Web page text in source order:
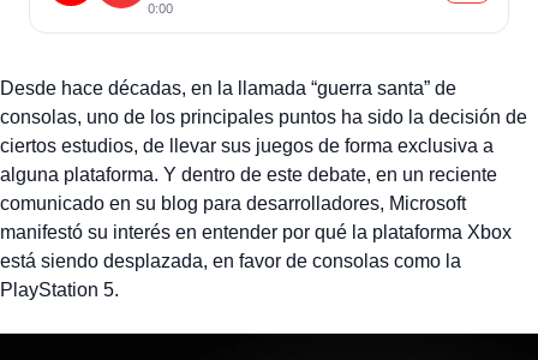
0:00
Desde hace décadas, en la llamada “guerra santa” de
consolas, uno de los principales puntos ha sido la decisión de
ciertos estudios, de llevar sus juegos de forma exclusiva a
alguna plataforma. Y dentro de este debate, en un reciente
comunicado en su blog para desarrolladores, Microsoft
manifestó su interés en entender por qué la plataforma Xbox
está siendo desplazada, en favor de consolas como la
PlayStation 5.